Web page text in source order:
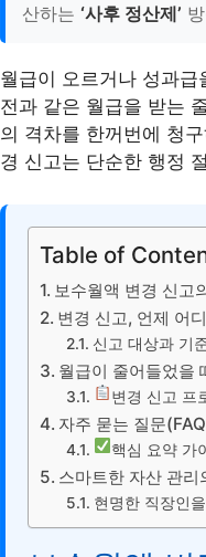
산하는 ‘사후 정산제’
월급이 오르거나 성과급
전과 같은 월급을 받는
의 격차를 한꺼번에 청
경 신고는 단순한 행정
Table of
보수월액 변경 신고
변경 신고, 언제 어
신고 대상과 기
월급이 줄어들었을
변경 신고 프
자주 묻는 질문
핵심 요약 가
스마트한 자산 관
현명한 직장인